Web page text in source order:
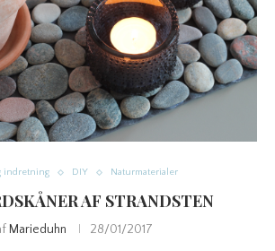
indretning DIY Naturmaterialer
AF STRANDSTEN
Marieduhn 28/01/2017